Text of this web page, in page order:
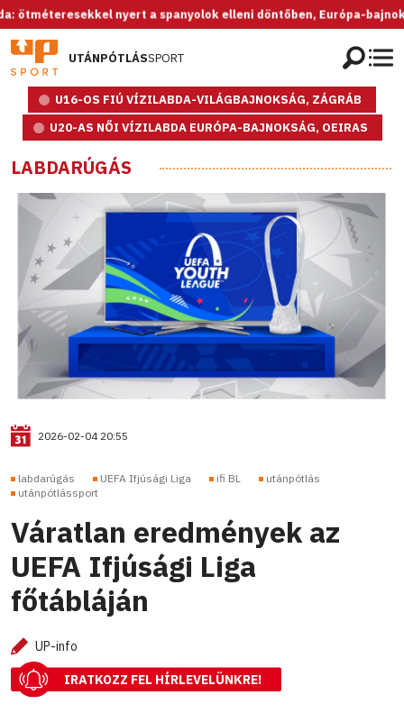
nyert a spanyolok elleni döntőben, Európa-bajnok az
UTÁNPÓTLÁSSPORT
U16-OS FIÚ VÍZILABDA-VILÁGBAJNOKSÁG, ZÁGRÁB
U20-AS NŐI VÍZILABDA EURÓPA-BAJNOKSÁG, OEIRAS
LABDARÚGÁS
2026-02-04 20:55
labdarúgás UEFA Ifjúsági Liga ifi BL
utánpótlás
utánpótlássport
Váratlan eredmények az
UEFA Ifjúsági Liga
főtábláján
UP-info
IRATKOZZ FEL HÍRLEVELÜNKRE!